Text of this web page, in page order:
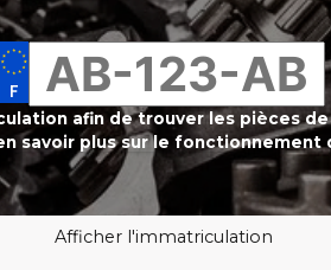
afin de trouver les pièces
savoir plus sur le
Afficher l'immatriculation